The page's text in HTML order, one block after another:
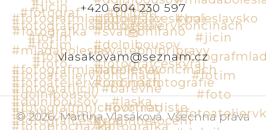
+420 604 230 597
vlasakovam@seznam.cz
©2026.Martina Vlasáková.Všechna práva